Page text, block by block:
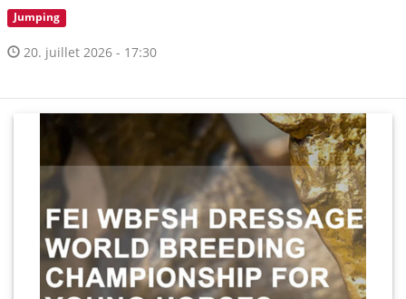
Jumping
20. juillet 2026 - 17:30